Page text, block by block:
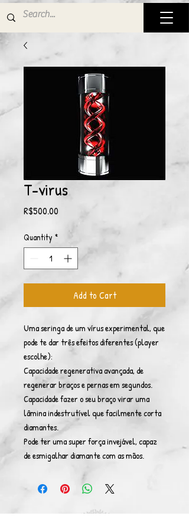
T-virus
R$500.00
Quantity *
Add to Cart
Uma seringa de um vírus experimental, que
pode te dar três efeitos diferentes (player
escolhe):
Capacidade regenerativa avançada, de
regenerar braços e pernas em segundos.
Capacidade fazer o seu braço virar uma
lâmina indestrutível que facilmente corta
diamantes.
Pode ter uma super força invejável, capaz
de esmigalhar diamante com as mãos.